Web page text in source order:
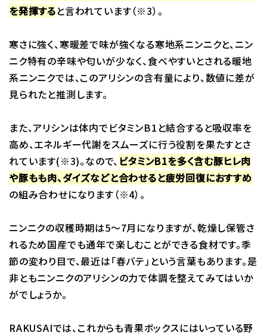
を発揮すると言われています（※3）。
寒さに強く、寒暖差で味が強くなる寒地系ニンニクと、ニン
ニク特有の辛味や匂いが少なく、食べやすいとされる暖地
系ニンニクでは、このアリシンの含有量により、数値に差が
見られたと推測します。
また、アリシンは体内でビタミンB1と結合すると吸収率を
高め、エネルギー代謝をスムーズに行う役割を果たすとさ
れています(※3)。なので、 ビタミンB1を多く含む豚ヒレ肉
や豚もも肉、ダイズなどと合わせると疲労回復におすすめ
の組み合わせになります（※4）。
ニンニクの収穫時期は5～7月になりますが、乾燥し保管さ
れるため国産でも通年で楽しむことができる食材です。季
節の変わり目で、最近は「春バテ」という言葉もあります。是
非ともニンニクのアリシンの力で体調を整えてみてはいか
がでしょうか。
RAKUSAIでは、これからも青果ボックスにはいっている野